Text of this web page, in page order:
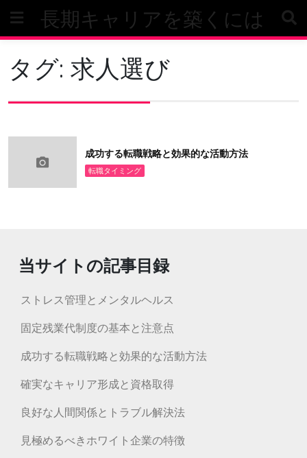
content
長期キャリアを築くには
タグ: 求人選び
成功する転職戦略と効果的な活動方法
転職タイミング
当サイトの記事目録
ストレス管理とメンタルヘルス
固定残業代制度の基本と注意点
成功する転職戦略と効果的な活動方法
確実なキャリア形成と資格取得
良好な人間関係とトラブル解決法
見極めるべきホワイト企業の特徴